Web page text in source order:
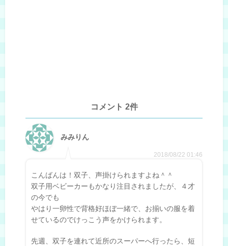
コメント 2件
みみりん
2018/08/22 01:46
こんばんは！双子、声掛けられますよね＾＾
双子用ベビーカーもかなり注目されましたが、４才
の今でも
やはり一卵性で背格好ほぼ一緒で、お揃いの服を着
せているのでけっこう声をかけられます。
先週、双子を連れて近所のスーパーへ行ったら、短